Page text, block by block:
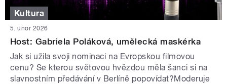
Kultura
5. únor 2026
Host: Gabriela Poláková, umělecká maskérka
Jak si užila svoji nominaci na Evropskou filmovou
cenu? Se kterou světovou hvězdou měla šanci si na
slavnostním předávání v Berlíně popovídat?Moderuje